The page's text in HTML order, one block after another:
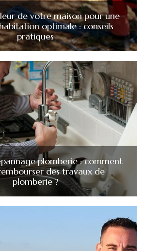
de votre maison pour une
optimale : conseils
pratiques
plomberie : comment
des travaux de
plomberie ?